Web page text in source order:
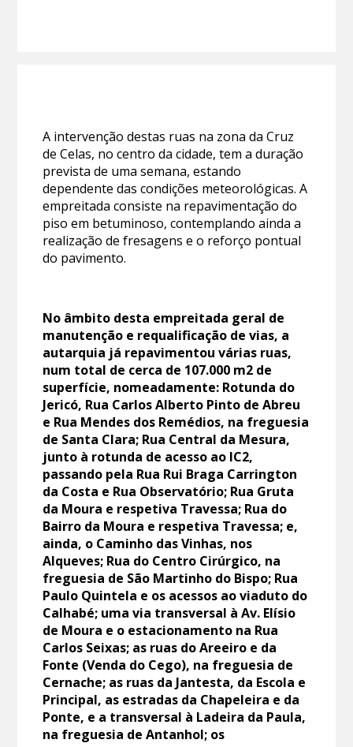
A intervenção destas ruas na zona da Cruz
de Celas, no centro da cidade, tem a duração
prevista de uma semana, estando
dependente das condições meteorológicas. A
empreitada consiste na repavimentação do
piso em betuminoso, contemplando ainda a
realização de fresagens e o reforço pontual
do pavimento.
No âmbito desta empreitada geral de
manutenção e requalificação de vias, a
autarquia já repavimentou várias ruas,
num total de cerca de 107.000 m2 de
superfície, nomeadamente: Rotunda do
Jericó, Rua Carlos Alberto Pinto de Abreu
e Rua Mendes dos Remédios, na freguesia
de Santa Clara; Rua Central da Mesura,
junto à rotunda de acesso ao IC2,
passando pela Rua Rui Braga Carrington
da Costa e Rua Observatório; Rua Gruta
da Moura e respetiva Travessa; Rua do
Bairro da Moura e respetiva Travessa; e,
ainda, o Caminho das Vinhas, nos
Alqueves; Rua do Centro Cirúrgico, na
freguesia de São Martinho do Bispo; Rua
Paulo Quintela e os acessos ao viaduto do
Calhabé; uma via transversal à Av. Elísio
de Moura e o estacionamento na Rua
Carlos Seixas; as ruas do Areeiro e da
Fonte (Venda do Cego), na freguesia de
Cernache; as ruas da Jantesta, da Escola e
Principal, as estradas da Chapeleira e da
Ponte, e a transversal à Ladeira da Paula,
na freguesia de Antanhol; os